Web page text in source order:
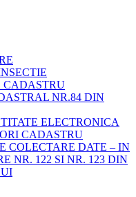
CADASTRU
NR.84 DIN
ELECTRONICA
CADASTRU
COLECTARE DATE – IN
NR. 122 SI NR. 123 DIN